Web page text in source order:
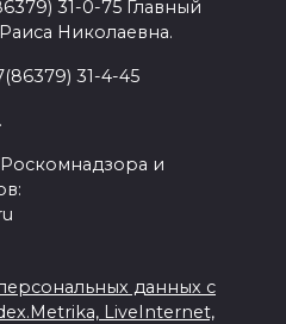
31-0-75 Главный
Николаевна.
31-4-45
и
данных с
LiveInternet,